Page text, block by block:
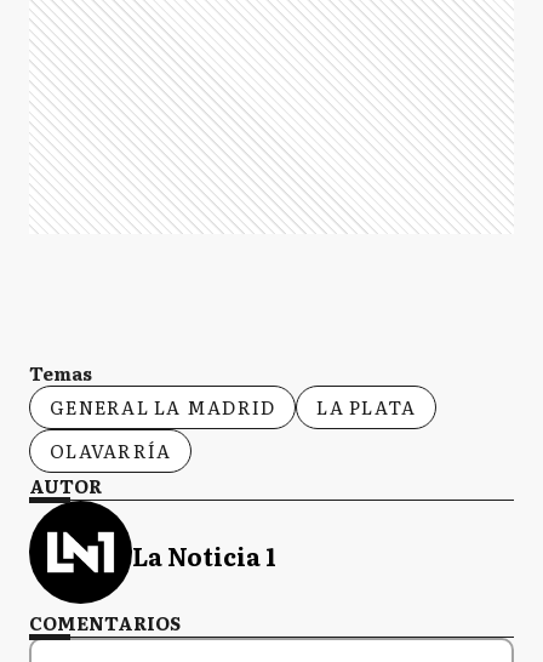
Temas
GENERAL LA MADRID
LA PLATA
OLAVARRÍA
AUTOR
La Noticia 1
COMENTARIOS